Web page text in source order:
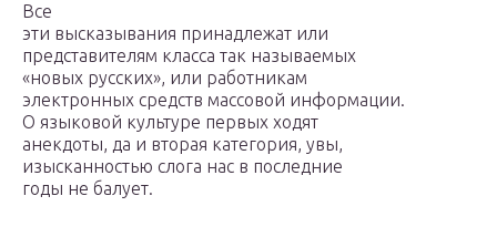
Все
эти высказывания принадлежат или
представителям класса так называемых
«новых русских», или работникам
электронных средств массовой информации.
О языковой культуре первых ходят
анекдоты, да и вторая категория, увы,
изысканностью слога нас в последние
годы не балует.